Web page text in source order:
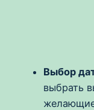
Выбор
выбрать
желающие